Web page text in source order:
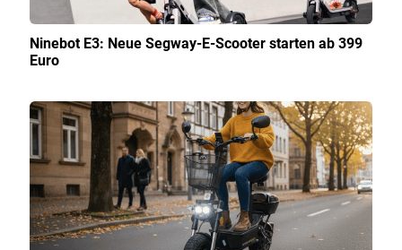
Ninebot E3: Neue Segway-E-Scooter starten ab 399
Euro